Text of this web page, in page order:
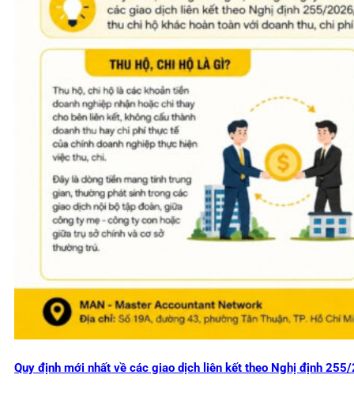
Quy định mới nhất về các giao dịch liên kết theo Nghị định